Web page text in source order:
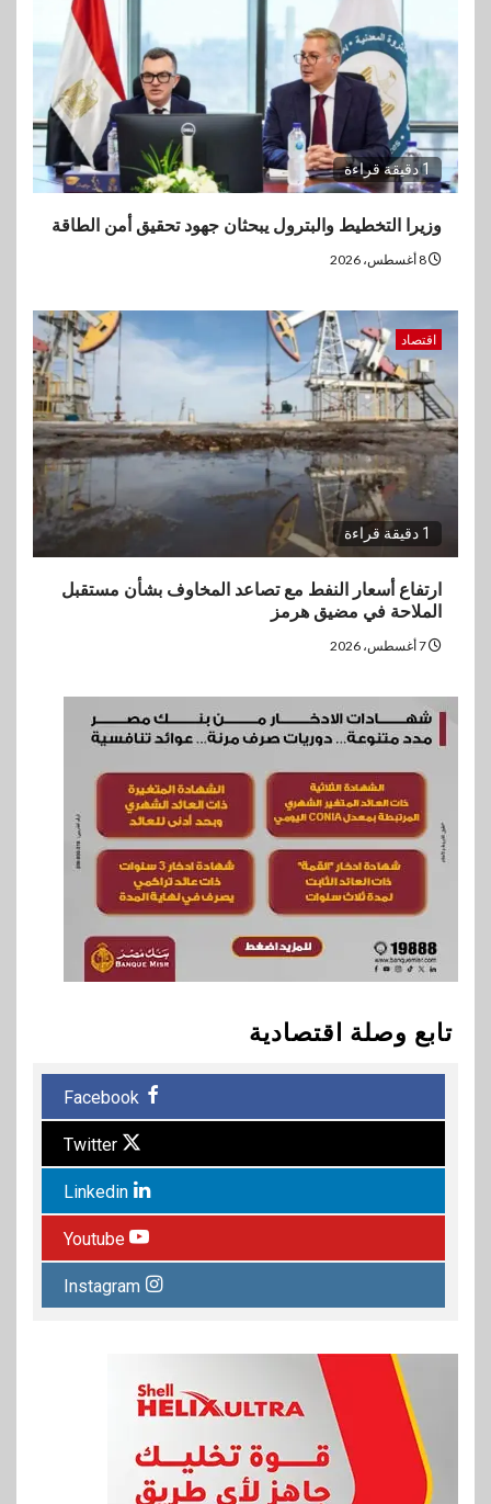
1 دقيقة قراءة
وزيرا التخطيط والبترول يبحثان جهود تحقيق أمن الطاقة
اقتصاد
1 دقيقة قراءة
ارتفاع أسعار النفط مع تصاعد المخاوف بشأن مستقبل
الملاحة في مضيق هرمز
تابع وصلة اقتصادية
Facebook
Twitter
Linkedin
Youtube
Instagram